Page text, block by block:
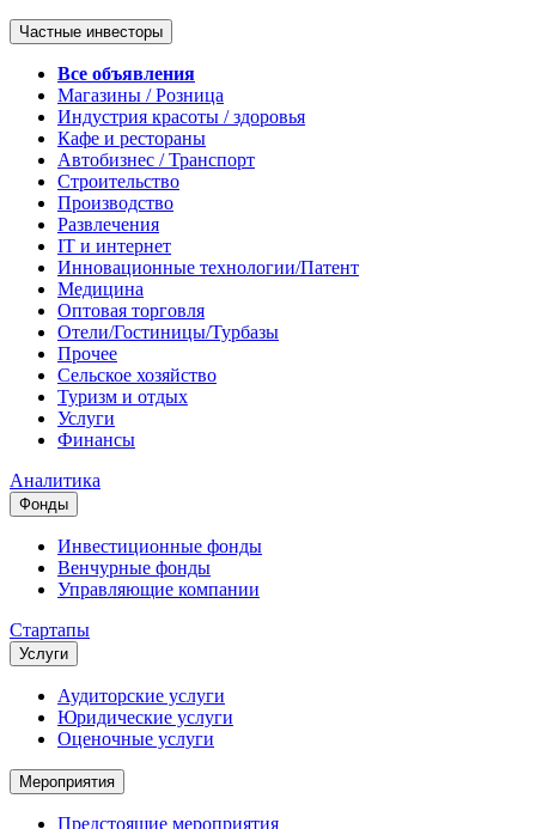
Частные инвесторы
Все объявления
Магазины / Розница
Индустрия красоты / здоровья
Кафе и рестораны
Автобизнес / Транспорт
Строительство
Производство
Развлечения
IT и интернет
Инновационные технологии/Патент
Медицина
Оптовая торговля
Отели/Гостиницы/Турбазы
Прочее
Сельское хозяйство
Туризм и отдых
Услуги
Финансы
Аналитика
Фонды
Инвестиционные фонды
Венчурные фонды
Управляющие компании
Стартапы
Услуги
Аудиторские услуги
Юридические услуги
Оценочные услуги
Мероприятия
Предстоящие мероприятия